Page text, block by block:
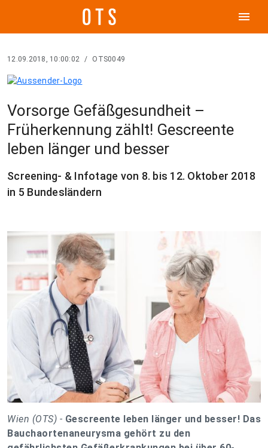
menu
12.09.2018, 10:00:02 / OTS0049
Vorsorge Gefäßgesundheit –
Früherkennung zählt! Gescreente
leben länger und besser
Screening- & Infotage von 8. bis 12. Oktober 2018
in 5 Bundesländern
Wien (OTS) - Gescreente leben länger und besser! Das
Bauchaortenaneurysma gehört zu den